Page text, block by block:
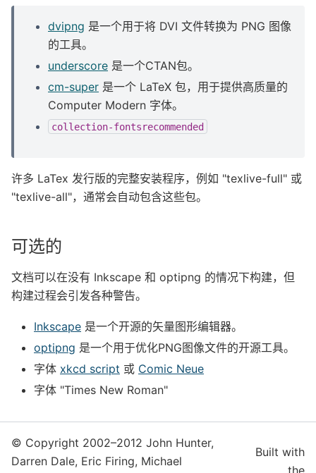
dvipng 是一个用于将 DVI 文件转换为 PNG 图像
的工具。
underscore 是一个CTAN包。
cm-super 是一个 LaTeX 包，用于提供高质量的
Computer Modern 字体。
collection-fontsrecommended
许多 LaTex 发行版的完整安装程序，例如 "texlive-full" 或
"texlive-all"，通常会自动包含这些包。
可选的
文档可以在没有 Inkscape 和 optipng 的情况下构建，但
构建过程会引发各种警告。
Inkscape 是一个开源的矢量图形编辑器。
optipng 是一个用于优化PNG图像文件的开源工具。
字体 xkcd script 或 Comic Neue
字体 "Times New Roman"
© Copyright 2002–2012 John Hunter,
Darren Dale, Eric Firing, Michael
Built with
the